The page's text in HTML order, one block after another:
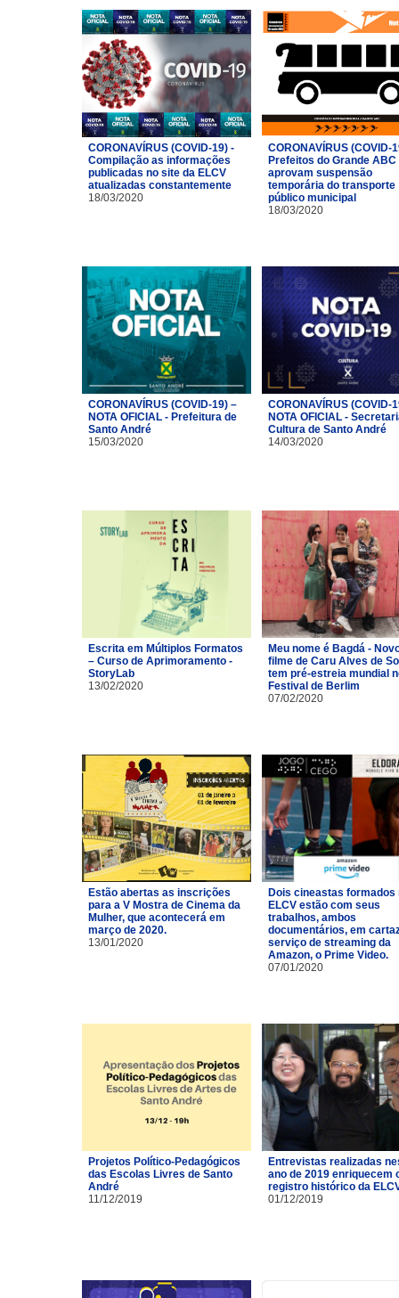
CORONAVÍRUS (COVID-19) -
Compilação as informações
publicadas no site da ELCV
atualizadas constantemente
18/03/2020
CORONAVÍRUS (COVID-
Prefeitos do Grande ABC
aprovam suspensão
temporária do transporte
público municipal
18/03/2020
CORONAVÍRUS (COVID-19) –
NOTA OFICIAL - Prefeitura de
Santo André
15/03/2020
CORONAVÍRUS (COVID-
NOTA OFICIAL -
Cultura de Santo André
14/03/2020
Escrita em Múltiplos Formatos
– Curso de Aprimoramento -
StoryLab
13/02/2020
Meu nome é Bagdá -
filme de Caru Alves de
tem pré-estreia mundial
Festival de Berlim
07/02/2020
Estão abertas as inscrições
para a V Mostra de Cinema da
Mulher, que acontecerá em
março de 2020.
13/01/2020
Dois cineastas formados
ELCV estão com seus
trabalhos, ambos
documentários, em
serviço de streaming da
Amazon, o Prime Video.
07/01/2020
Projetos Político-Pedagógicos
das Escolas Livres de Santo
André
11/12/2019
Entrevistas realizadas
ano de 2019 enriquecem
registro histórico da
01/12/2019